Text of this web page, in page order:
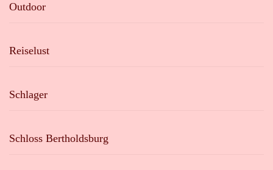
Outdoor
Reiselust
Schlager
Schloss Bertholdsburg